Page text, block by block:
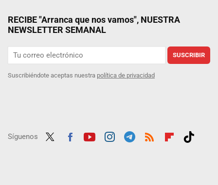
RECIBE "Arranca que nos vamos", NUESTRA
NEWSLETTER SEMANAL
SUSCRIBIR
Suscribiéndote aceptas nuestra política de privacidad
Síguenos